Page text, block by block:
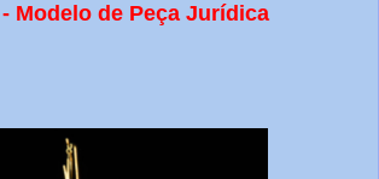
Modelo de Peça Jurídica